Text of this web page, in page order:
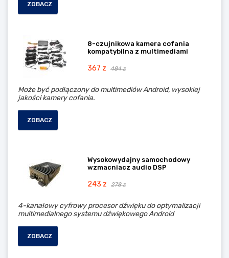
ZOBACZ
8-czujnikowa kamera cofania
kompatybilna z multimediami
367 z 484 z
Może być podłączony do multimediów Android, wysokiej
jakości kamery cofania.
ZOBACZ
Wysokowydajny samochodowy
wzmacniacz audio DSP
243 z 278 z
4-kanałowy cyfrowy procesor dźwięku do optymalizacji
multimedialnego systemu dźwiękowego Android
ZOBACZ